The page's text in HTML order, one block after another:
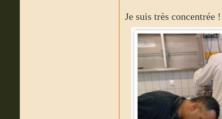
Je suis très concentrée !